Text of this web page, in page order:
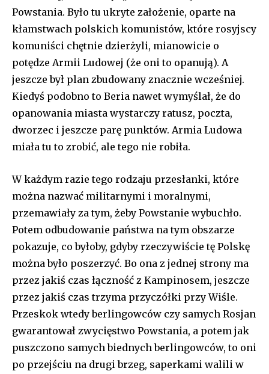
Powstania. Było tu ukryte założenie, oparte na
kłamstwach polskich komunistów, które rosyjscy
komuniści chętnie dzierżyli, mianowicie o
potędze Armii Ludowej (że oni to opanują). A
jeszcze był plan zbudowany znacznie wcześniej.
Kiedyś podobno to Beria nawet wymyślał, że do
opanowania miasta wystarczy ratusz, poczta,
dworzec i jeszcze parę punktów. Armia Ludowa
miała tu to zrobić, ale tego nie robiła.
W każdym razie tego rodzaju przesłanki, które
można nazwać militarnymi i moralnymi,
przemawiały za tym, żeby Powstanie wybuchło.
Potem odbudowanie państwa na tym obszarze
pokazuje, co byłoby, gdyby rzeczywiście tę Polskę
można było poszerzyć. Bo ona z jednej strony ma
przez jakiś czas łączność z Kampinosem, jeszcze
przez jakiś czas trzyma przyczółki przy Wiśle.
Przeskok wtedy berlingowców czy samych Rosjan
gwarantował zwycięstwo Powstania, a potem jak
puszczono samych biednych berlingowców, to oni
po przejściu na drugi brzeg, saperkami walili w